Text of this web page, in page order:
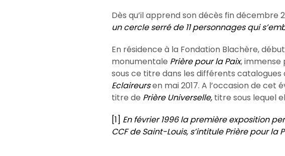
Dès qu’il apprend son décès fin décembre
un cercle serré de 11 personnages qui
En résidence à la Fondation Blachère,
monumentale Prière pour la Paix, immense
sous ce titre dans les différents catalogues
Eclaireursen mai 2017. A l’occasion de
titre de Prière Universelle, titre sous lequel
[1] En février 1996 la première exposition
CCF de Saint-Louis, s’intitule Prière pour